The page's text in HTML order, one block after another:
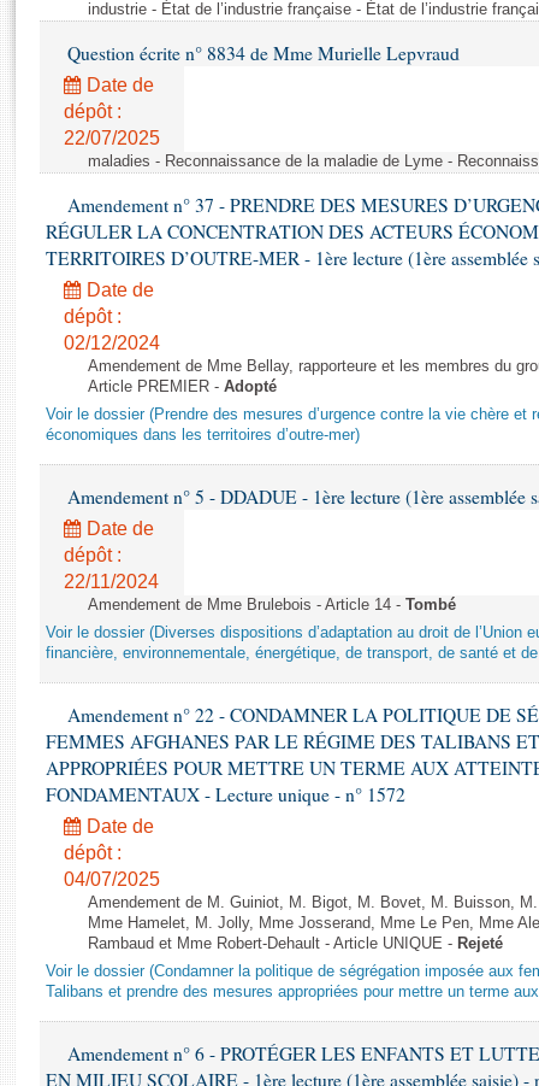
Rapports d'information
Rapports d'enquête
Rapports législatifs
Dossiers législatifs
Budget et sécurité sociale
Questions écrites et orales
Comptes rendus des débats
Anciennes législatures
Liens vers les sites publics
industrie - État de l’industrie française - État de l’industrie
Question écrite n° 8834 de Mme Murielle Lepvraud
Date de
dépôt :
22/07/2025
maladies - Reconnaissance de la maladie de Lyme -
Amendement n° 37 - PRENDRE DES MESURES
RÉGULER LA CONCENTRATION DES ACTEURS
TERRITOIRES D’OUTRE-MER - 1ère lecture (1ère assemblée
Date de
dépôt :
02/12/2024
Amendement de Mme Bellay, rapporteure et les membres du
Article PREMIER - Adopté
Voir le dossier (Prendre des mesures d’urgence contre la vie chère et
économiques dans les territoires d’outre-mer)
Amendement n° 5 - DDADUE - 1ère lecture (1ère assemblée
Date de
dépôt :
22/11/2024
Amendement de Mme Brulebois - Article 14 - Tombé
Voir le dossier (Diverses dispositions d’adaptation au droit de l’Union
financière, environnementale, énergétique, de transport, de santé et
Amendement n° 22 - CONDAMNER LA POLITIQUE DE
FEMMES AFGHANES PAR LE RÉGIME DES TALIBANS
APPROPRIÉES POUR METTRE UN TERME AUX
FONDAMENTAUX - Lecture unique - n° 1572
Date de
dépôt :
04/07/2025
Amendement de M. Guiniot, M. Bigot, M. Bovet, M. Buisson,
Mme Hamelet, M. Jolly, Mme Josserand, Mme Le Pen, Mme
Rambaud et Mme Robert-Dehault - Article UNIQUE - Rejeté
Voir le dossier (Condamner la politique de ségrégation imposée aux
Talibans et prendre des mesures appropriées pour mettre un terme
Amendement n° 6 - PROTÉGER LES ENFANTS ET
EN MILIEU SCOLAIRE - 1ère lecture (1ère assemblée saisie) -